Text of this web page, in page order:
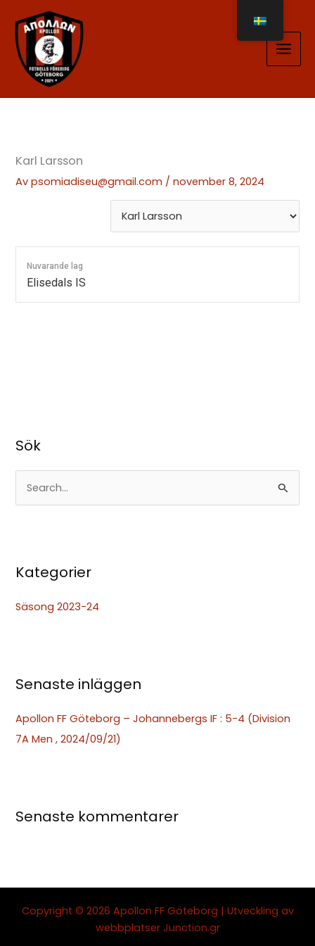
innehåll
Karl Larsson
Avpsomiadiseu@gmail.com /november 8, 2024
Nuvarande lag
Elisedals IS
Sök
ö
f
e
Kategorier
Säsong 2023-24
Senaste inläggen
Apollon FF Göteborg – Johannebergs IF : 5-4 (Division
7A Men , 2024/09/21)
Senaste kommentarer
Copyright © 2026 Apollon FF Göteborg | Utveckling av
webbplatser Junction.gr